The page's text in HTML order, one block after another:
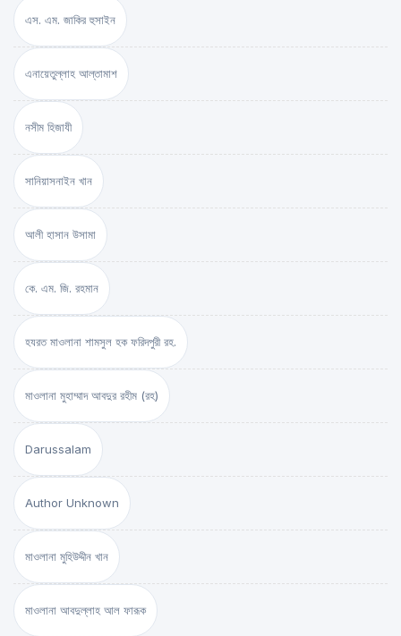
এস. এম. জাকির হুসাইন
এনায়েতুল্লাহ আল্‌তামাশ
নসীম হিজাযী
সানিয়াসনাইন খান
আলী হাসান উসামা
কে. এম. জি. রহমান
হযরত মাওলানা শামসুল হক ফরিদপুরী রহ.
মাওলানা মুহাম্মাদ আবদুর রহীম (রহ)
Darussalam
Author Unknown
মাওলানা মুহিউদ্দীন খান
মাওলানা আবদুল্লাহ আল ফারূক